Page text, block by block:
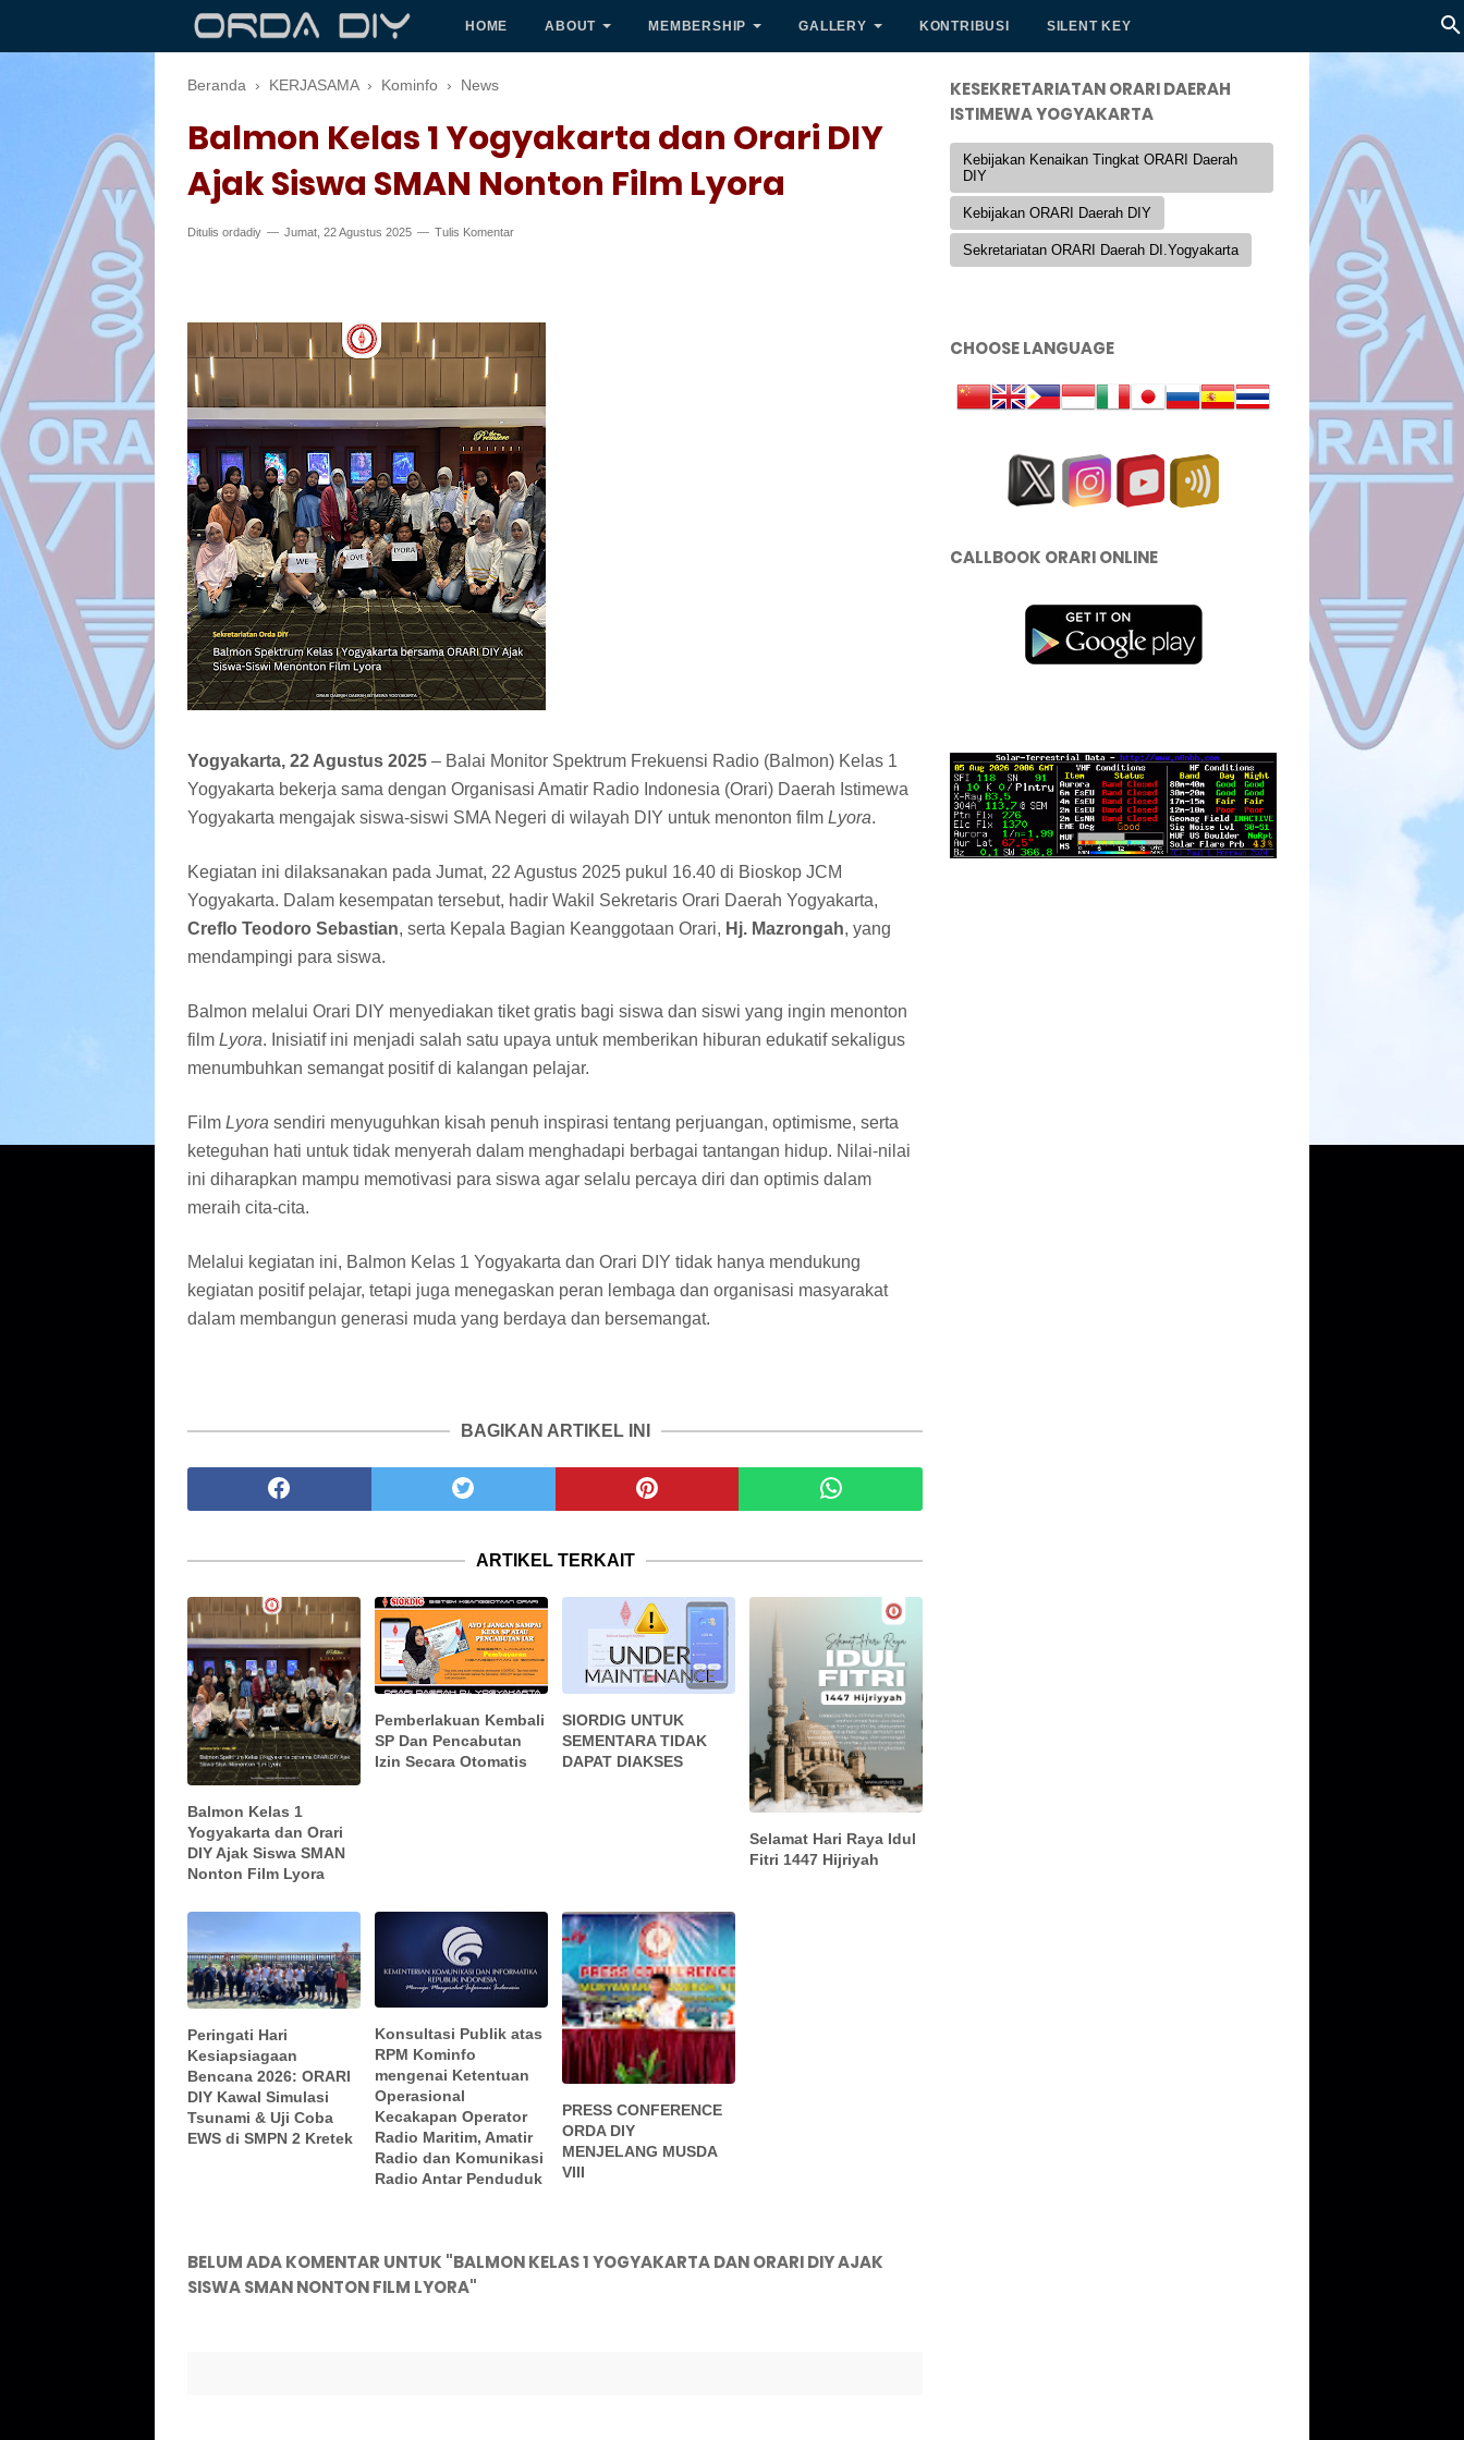
HOME ABOUT MEMBERSHIP GALLERY KONTRIBUSI SILENT KEY
Beranda › KERJASAMA › Kominfo › News
Balmon Kelas 1 Yogyakarta dan Orari DIY
Ajak Siswa SMAN Nonton Film Lyora
Ditulis ordadiy Jumat, 22 Agustus 2025 Tulis Komentar
Yogyakarta, 22 Agustus 2025 – Balai Monitor Spektrum Frekuensi Radio (Balmon) Kelas 1
Yogyakarta bekerja sama dengan Organisasi Amatir Radio Indonesia (Orari) Daerah Istimewa
Yogyakarta mengajak siswa-siswi SMA Negeri di wilayah DIY untuk menonton film Lyora.
Kegiatan ini dilaksanakan pada Jumat, 22 Agustus 2025 pukul 16.40 di Bioskop JCM
Yogyakarta. Dalam kesempatan tersebut, hadir Wakil Sekretaris Orari Daerah Yogyakarta,
Creflo Teodoro Sebastian, serta Kepala Bagian Keanggotaan Orari, Hj. Mazrongah, yang
mendampingi para siswa.
Balmon melalui Orari DIY menyediakan tiket gratis bagi siswa dan siswi yang ingin menonton
film Lyora. Inisiatif ini menjadi salah satu upaya untuk memberikan hiburan edukatif sekaligus
menumbuhkan semangat positif di kalangan pelajar.
Film Lyora sendiri menyuguhkan kisah penuh inspirasi tentang perjuangan, optimisme, serta
keteguhan hati untuk tidak menyerah dalam menghadapi berbagai tantangan hidup. Nilai-nilai
ini diharapkan mampu memotivasi para siswa agar selalu percaya diri dan optimis dalam
meraih cita-cita.
Melalui kegiatan ini, Balmon Kelas 1 Yogyakarta dan Orari DIY tidak hanya mendukung
kegiatan positif pelajar, tetapi juga menegaskan peran lembaga dan organisasi masyarakat
dalam membangun generasi muda yang berdaya dan bersemangat.
BAGIKAN ARTIKEL INI
ARTIKEL TERKAIT
Balmon Kelas 1
Yogyakarta dan Orari
DIY Ajak Siswa SMAN
Nonton Film Lyora
Pemberlakuan Kembali
SP Dan Pencabutan
Izin Secara Otomatis
SIORDIG UNTUK
SEMENTARA TIDAK
DAPAT DIAKSES
Selamat Hari Raya Idul
Fitri 1447 Hijriyah
Peringati Hari
Kesiapsiagaan
Bencana 2026: ORARI
DIY Kawal Simulasi
Tsunami & Uji Coba
EWS di SMPN 2 Kretek
Konsultasi Publik atas
RPM Kominfo
mengenai Ketentuan
Operasional
Kecakapan Operator
Radio Maritim, Amatir
Radio dan Komunikasi
Radio Antar Penduduk
PRESS CONFERENCE
ORDA DIY
MENJELANG MUSDA
VIII
BELUM ADA KOMENTAR UNTUK "BALMON KELAS 1 YOGYAKARTA DAN ORARI DIY AJAK
SISWA SMAN NONTON FILM LYORA"
KESEKRETARIATAN ORARI DAERAH
ISTIMEWA YOGYAKARTA
Kebijakan Kenaikan Tingkat ORARI Daerah
DIY
Kebijakan ORARI Daerah DIY
Sekretariatan ORARI Daerah DI.Yogyakarta
CHOOSE LANGUAGE
CALLBOOK ORARI ONLINE